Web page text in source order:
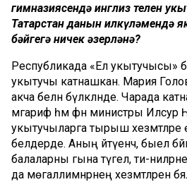
гимназиясендә инглиз телен
Татарстан данын илкүләмендә
бәйгегә ничек әзерләнә?
Республикада «Ел укытучысы»
укытучы катнашкан. Мария
акча белән бүләкләнде. Чарада
мәгариф һәм фән министры Илсур
укытучыларга тырыш хезмәтләре
белдерде. Аның әйтүенчә, быел
балаларны гына түгел, әти-
да мөгаллимнәрнең хезмәтләрен